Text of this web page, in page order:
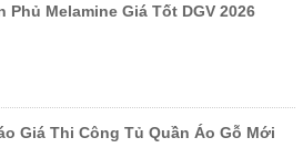
Phủ Melamine Giá Tốt DGV 2026
Giá Thi Công Tủ Quần Áo Gỗ Mới